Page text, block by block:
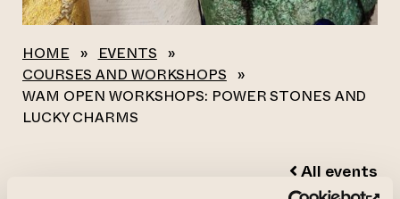
HOME » EVENTS »
COURSES AND WORKSHOPS »
WAM OPEN WORKSHOPS: POWER STONES AND
LUCKY CHARMS
All events